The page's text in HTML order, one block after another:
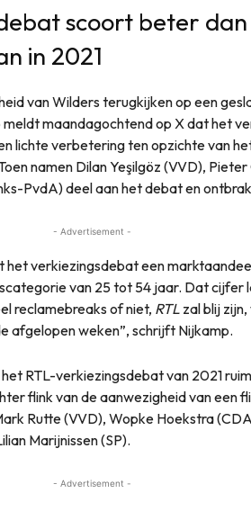
scoort beter dan
in 2021
van Wilders terugkijken op een
meldt maandagochtend op X dat het
lichte verbetering ten opzichte van
namen Dilan Yeşilgöz (VVD),
PvdA) deel aan het debat en
- Advertisement -
het verkiezingsdebat een
van 25 tot 54 jaar. Dat cijfer
reclamebreaks of niet, RTL zal blij
afgelopen weken”, schrijft Nijkamp.
RTL-verkiezingsdebat van 2021
flink van de aanwezigheid van een
Rutte (VVD), Wopke Hoekstra
Marijnissen (SP).
- Advertisement -